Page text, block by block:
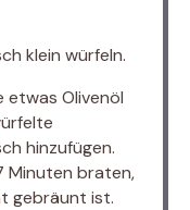
klein würfeln.
etwas Olivenöl
hinzufügen.
Minuten braten,
gebräunt ist.